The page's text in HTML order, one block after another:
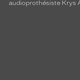
audioprothésiste Krys